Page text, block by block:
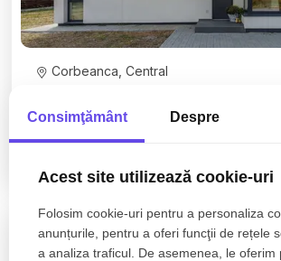
arhitectura in stil mediteranean -
Corbeanca, Central
0% comision
Consimţământ Despre
Acest site utilizează cookie-uri
Folosim cookie-uri pentru a personaliza
anunțurile, pentru a oferi funcţii de rețele
a analiza traficul. De asemenea, le oferim